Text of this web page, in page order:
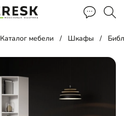
Каталог мебели Шкафы